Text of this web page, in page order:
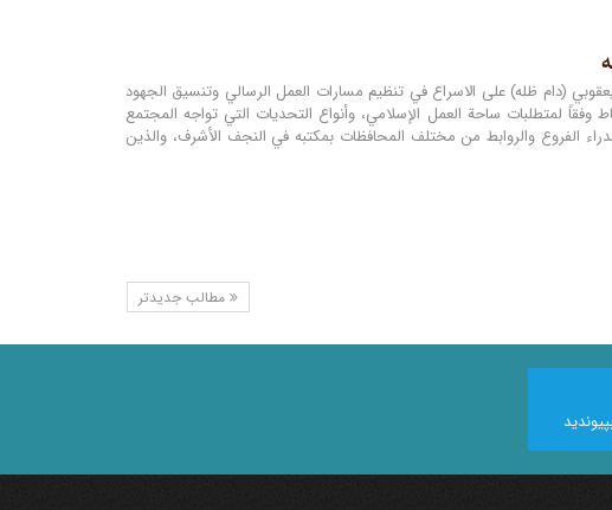
الديني الشيخ محمد اليعقوبي (دام ظله) على الاسراع في تنظيم مسارات العمل الرسالي وتنسيق الجهود
لمتطلبات ساحة العمل الإسلامي، وأنواع التحديات التي تواجه المجتمع
الفروع والروابط من مختلف المحافظات بمكتبه في النجف الأشرف، والذين
مطالب جدیدتر